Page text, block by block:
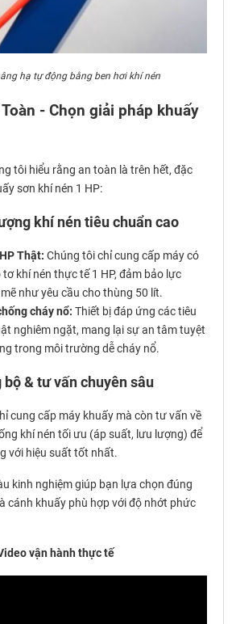
hạ tự động bằng ben hơi khí nén
- Chọn giải pháp khuấy
tôi hiểu rằng an toàn là trên hết, đặc
sơn khí nén 1 HP:
khí nén tiêu chuẩn cao
Thật: Chúng tôi chỉ cung cấp máy có
tơ khí nén thực tế 1 HP, đảm bảo lực
như yêu cầu cho thùng 50 lít.
cháy nổ: Thiết bị đáp ứng các tiêu
nghiêm ngặt, mang lại sự an tâm tuyệt
trong môi trường dễ cháy nổ.
& tư vấn chuyên sâu
cung cấp máy khuấy mà còn tư vấn về
khí nén tối ưu (áp suất, lưu lượng) để
với hiệu suất tốt nhất.
kinh nghiệm giúp bạn lựa chọn đúng
cánh khuấy phù hợp với độ nhớt phức
vận hành thực tế